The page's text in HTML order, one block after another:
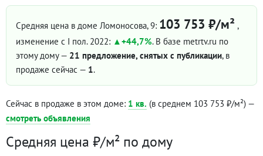
Средняя цена в доме Ломоносова, 9: 103 753 ₽/м² ,
изменение с I пол. 2022:
+44,7%. В базе metrtv.ru по
этому дому — 21 предложение, снятых с публикации, в
продаже сейчас — 1.
Сейчас в продаже в этом доме: 1 кв. (в среднем 103 753 ₽/м²) —
смотреть объявления
Средняя цена ₽/м² по дому